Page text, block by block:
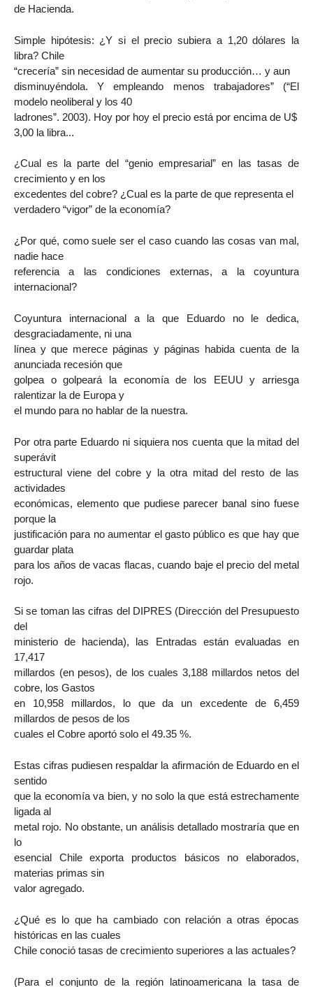
de Hacienda.
Simple hipótesis: ¿Y si el precio subiera a 1,20 dólares la
libra? Chile
“crecería” sin necesidad de aumentar su producción… y aun
disminuyéndola. Y empleando menos trabajadores” (“El
modelo neoliberal y los 40
ladrones”. 2003). Hoy por hoy el precio está por encima de U$
3,00 la libra...
¿Cual es la parte del “genio empresarial” en las tasas de
crecimiento y en los
excedentes del cobre? ¿Cual es la parte de que representa el
verdadero “vigor” de la economía?
¿Por qué, como suele ser el caso cuando las cosas van mal,
nadie hace
referencia a las condiciones externas, a la coyuntura
internacional?
Coyuntura internacional a la que Eduardo no le dedica,
desgraciadamente, ni una
línea y que merece páginas y páginas habida cuenta de la
anunciada recesión que
golpea o golpeará la economía de los EEUU y arriesga
ralentizar la de Europa y
el mundo para no hablar de la nuestra.
Por otra parte Eduardo ni siquiera nos cuenta que la mitad del
superávit
estructural viene del cobre y la otra mitad del resto de las
actividades
económicas, elemento que pudiese parecer banal sino fuese
porque la
justificación para no aumentar el gasto público es que hay que
guardar plata
para los años de vacas flacas, cuando baje el precio del metal
rojo.
Si se toman las cifras del DIPRES (Dirección del Presupuesto
del
ministerio de hacienda), las Entradas están evaluadas en
17,417
millardos (en pesos), de los cuales 3,188 millardos netos del
cobre, los Gastos
en 10,958 millardos, lo que da un excedente de 6,459
millardos de pesos de los
cuales el Cobre aportó solo el 49.35 %.
Estas cifras pudiesen respaldar la afirmación de Eduardo en el
sentido
que la economía va bien, y no solo la que está estrechamente
ligada al
metal rojo. No obstante, un análisis detallado mostraría que en
lo
esencial Chile exporta productos básicos no elaborados,
materias primas sin
valor agregado.
¿Qué es lo que ha cambiado con relación a otras épocas
históricas en las cuales
Chile conoció tasas de crecimiento superiores a las actuales?
(Para el conjunto de la región latinoamericana la tasa de